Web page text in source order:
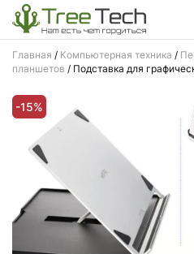
Главная / Компьютерная техника /
планшетов / Подставка для
-15%